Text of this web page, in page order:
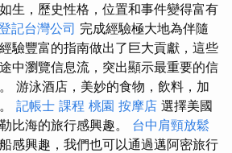
生，歷史性格，位置和事件變得富有
記台灣公司 完成經驗極大地為伴隨
驗豐富的指南做出了巨大貢獻，這些
中瀏覽信息流，突出顯示最重要的信
游泳酒店，美妙的食物，飲料，加
記帳士 課程 桃園 按摩店 選擇美國
比海的旅行感興趣。 台中肩頸放鬆
感興趣，我們也可以通過邁阿密旅行